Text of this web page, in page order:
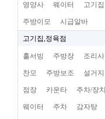
영양사 웨이터 고기집
주방이모 시급알바
고기집,정육점
홀서빙 주방장 조리사
찬모 주방보조 설거지
점장 카운타 주차/장치
웨이터 주차 감자탕